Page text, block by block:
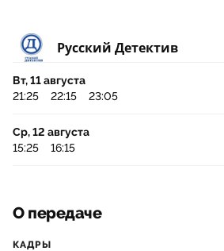
Русский Детектив
Вт, 11 августа
21:25
22:15 23:05
Ср, 12 августа
15:25
16:15
О передаче
КАДРЫ